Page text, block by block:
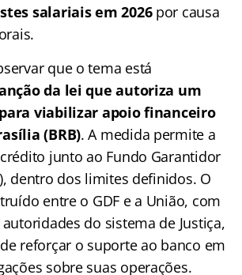
salariais em 2026 por causa
que o tema está
da lei que autoriza um
para viabilizar apoio financeiro
(BRB). A medida permite a
junto ao Fundo Garantidor
dentro dos limites definidos. O
entre o GDF e a União, com
do sistema de Justiça,
reforçar o suporte ao banco em
sobre suas operações.